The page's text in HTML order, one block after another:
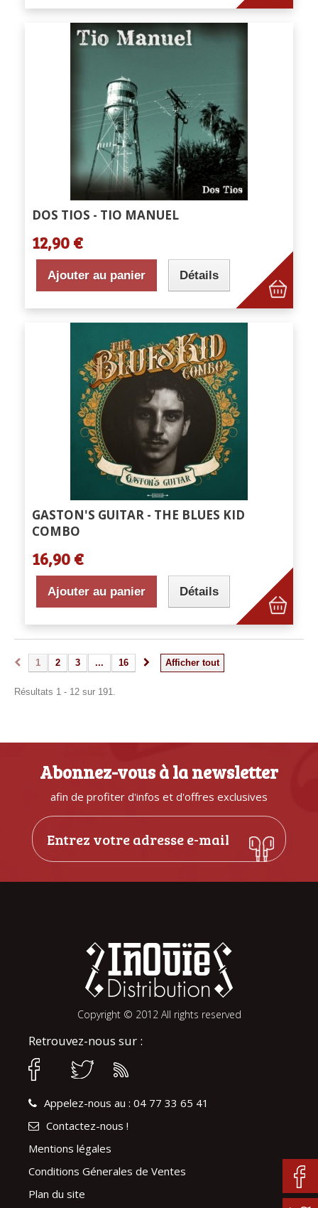
DOS TIOS - TIO MANUEL
12,90 €
Ajouter au panier Détails
GASTON'S GUITAR - THE BLUES KID
COMBO
16,90 €
Ajouter au panier Détails
Afficher tout
1 2 3 ... 16
Résultats 1 - 12 sur 191.
Abonnez-vous à la newsletter
afin de profiter d'infos et d'offres exclusives
Copyright © 2012 All rights reserved
Retrouvez-nous sur :
Appelez-nous au : 04 77 33 65 41
Contactez-nous !
Mentions légales
Conditions Génerales de Ventes
Plan du site